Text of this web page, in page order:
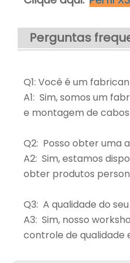
Perguntas
Q1: Você é um
A1: Sim, somos um
e montagem de
Q2: Posso obter uma
A2: Sim, estamos
obter produtos
Q3: A qualidade do
A3: Sim, nosso
controle de qualidade